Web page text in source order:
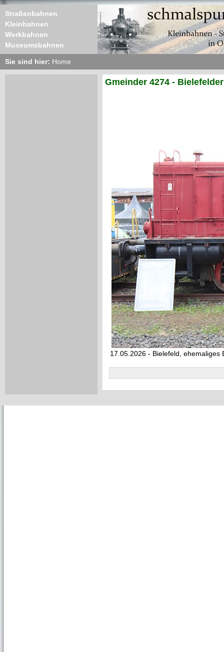
Straßenbahnen
Kleinbahnen
Werkbahnen
Museumsbahnen
Sie sind hier: Home
Gmeinder 4274 -
17.05.2026 - Bielefeld, ehemaliges